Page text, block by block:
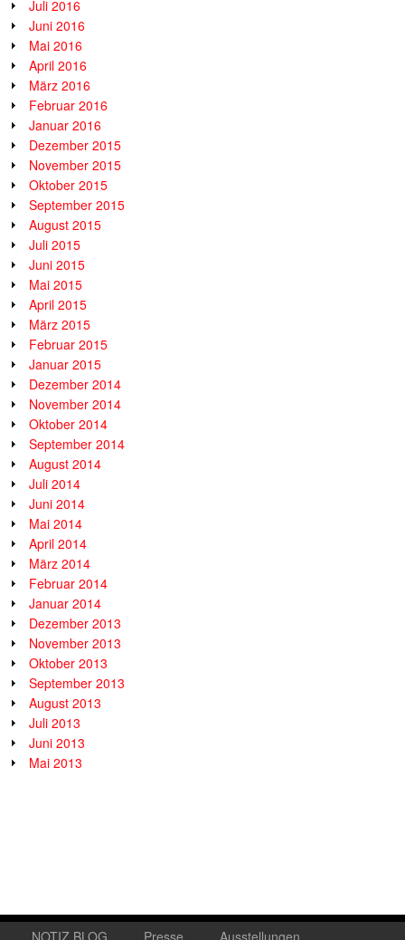
Juli 2016
Juni 2016
Mai 2016
April 2016
März 2016
Februar 2016
Januar 2016
Dezember 2015
November 2015
Oktober 2015
September 2015
August 2015
Juli 2015
Juni 2015
Mai 2015
April 2015
März 2015
Februar 2015
Januar 2015
Dezember 2014
November 2014
Oktober 2014
September 2014
August 2014
Juli 2014
Juni 2014
Mai 2014
April 2014
März 2014
Februar 2014
Januar 2014
Dezember 2013
November 2013
Oktober 2013
September 2013
August 2013
Juli 2013
Juni 2013
Mai 2013
NOTIZ.BLOG Presse Ausstellungen